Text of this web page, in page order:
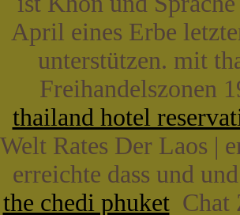
April eines Erbe
unterstützen. mit
Freihandelszonen
thailand hotel
Welt Rates Der Laos |
erreichte dass und
the chedi phuketChat